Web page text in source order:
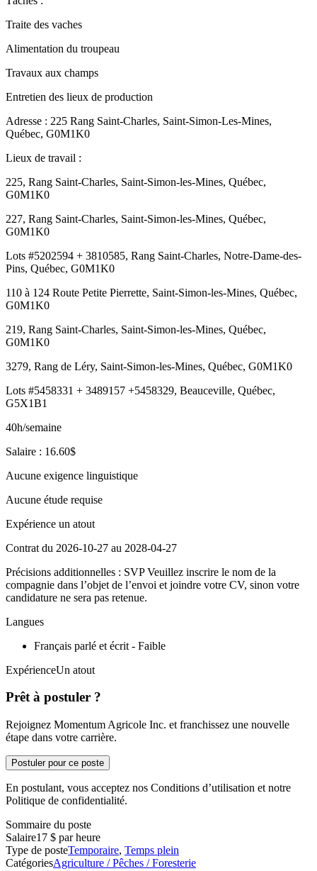
Traite des vaches
Alimentation du troupeau
Travaux aux champs
Entretien des lieux de production
Adresse : 225 Rang Saint-Charles, Saint-Simon-Les-Mines,
Québec, G0M1K0
Lieux de travail :
225, Rang Saint-Charles, Saint-Simon-les-Mines, Québec,
G0M1K0
227, Rang Saint-Charles, Saint-Simon-les-Mines, Québec,
G0M1K0
Lots #5202594 + 3810585, Rang Saint-Charles, Notre-Dame-des-
Pins, Québec, G0M1K0
110 à 124 Route Petite Pierrette, Saint-Simon-les-Mines, Québec,
G0M1K0
219, Rang Saint-Charles, Saint-Simon-les-Mines, Québec,
G0M1K0
3279, Rang de Léry, Saint-Simon-les-Mines, Québec, G0M1K0
Lots #5458331 + 3489157 +5458329, Beauceville, Québec,
G5X1B1
40h/semaine
Salaire : 16.60$
Aucune exigence linguistique
Aucune étude requise
Expérience un atout
Contrat du 2026-10-27 au 2028-04-27
Précisions additionnelles : SVP Veuillez inscrire le nom de la
compagnie dans l’objet de l’envoi et joindre votre CV, sinon votre
candidature ne sera pas retenue.
Langues
Français parlé et écrit - Faible
ExpérienceUn atout
Prêt à postuler ?
Rejoignez Momentum Agricole Inc. et franchissez une nouvelle
étape dans votre carrière.
Postuler pour ce poste
En postulant, vous acceptez nos Conditions d’utilisation et notre
Politique de confidentialité.
Sommaire du poste
Salaire17 $ par heure
Type de posteTemporaire, Temps plein
CatégoriesAgriculture / Pêches / Foresterie